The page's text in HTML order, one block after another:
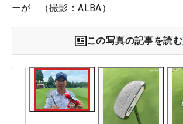
ーが… （撮影：ALBA）
この写真の記事を読む